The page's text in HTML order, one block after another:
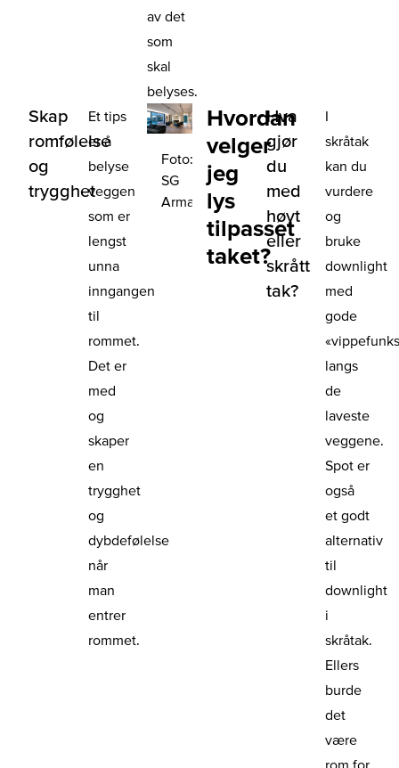
av det
som
skal
belyses.
Skap
romfølelse
og
trygghet
Et tips
er å
belyse
veggen
som er
lengst
unna
inngangen
til
rommet.
Det er
med
og
skaper
en
trygghet
og
dybdefølelse
når
man
entrer
rommet.
Foto:
SG
Armaturen
Hvordan
velger
jeg
lys
tilpasset
taket?
Hva
gjør
du
med
høyt
eller
skrått
tak?
I
skråtak
kan du
vurdere
og
bruke
downlight
med
gode
langs
de
laveste
veggene.
Spot er
også
et godt
alternativ
til
downlight
i
skråtak.
Ellers
burde
det
være
rom for